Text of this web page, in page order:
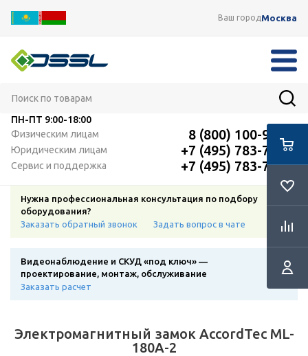
Ваш городМосква
ПН-ПТ 9:00-18:00
Физическим лицам
8 (800) 100-91-12
Юридическим лицам +7 (495) 783-72-87
Сервис и поддержка +7 (495) 783-72-87
Нужна профессиональная консультация по подбору
оборудования?
Заказать обратный звонок
Задать вопрос в чате
Видеонаблюдение и СКУД «под ключ» —
проектирование, монтаж, обслуживание
Заказать расчет
Электромагнитный замок AccordTec ML-
180A-2